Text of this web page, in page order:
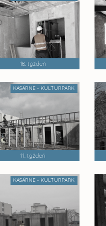
18. týždeň
KASÁRNE - KULTURPARK
11. týždeň
KASÁRNE - KULTURPARK